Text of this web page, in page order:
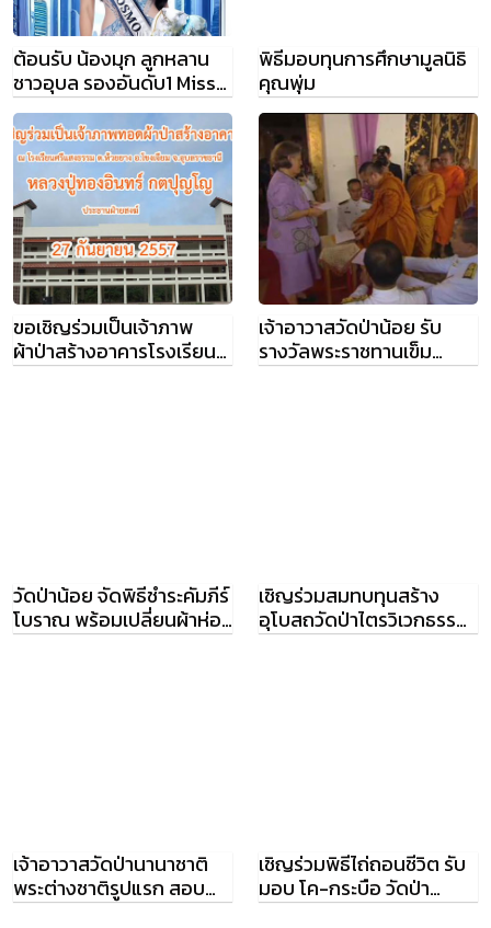
ต้อนรับ น้องมุก ลูกหลาน
ชาวอุบล รองอันดับ1 Miss
Cosmo 2024
พิธีมอบทุนการศึกษามูลนิธิ
คุณพุ่ม
ขอเชิญร่วมเป็นเจ้าภาพ
ผ้าป่าสร้างอาคารโรงเรียน
การกุศลวัดป่าศรีแสงธรรม
เจ้าอาวาสวัดป่าน้อย รับ
รางวัลพระราชทานเข็ม
เกียรติคุณวันอนุรักษ์มรดก
วัดป่าน้อย จัดพิธีชำระคัมภีร์
โบราณ พร้อมเปลี่ยนผ้าห่อ
คัมภีร์แทนของเดิม
เชิญร่วมสมทบทุนสร้าง
อุโบสถวัดป่าไตรวิเวกธรรม
อุบลราชธานี
เจ้าอาวาสวัดป่านานาชาติ
พระต่างชาติรูปแรก สอบ
ผ่านอุปัชฌาย์สงฆ์ไทย
เชิญร่วมพิธีไถ่ถอนชีวิต รับ
มอบ โค-กระบือ วัดป่า
ไทรงาม อ.เดชอุดม